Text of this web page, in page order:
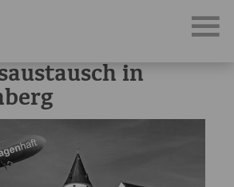
& Nachrichten aus dem Erzgebirge
in